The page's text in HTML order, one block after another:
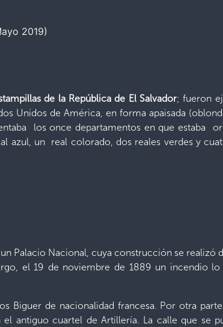
2019)
de la República de El Salvador; fueron
Unidos de América, en forma apaisada
los once departamentos en que estaba
azul, un real colorado, dos reales verdes y
Palacio Nacional, cuya construcción se realizó
el 19 de noviembre de 1889 un incendio
Biguer de nacionalidad francesa. Por otra
antiguo cuartel de Artillería. La calle que se